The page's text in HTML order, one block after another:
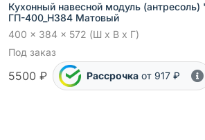
Кухонный навесной модуль
ГП-400_Н384 Матовый
400 x 384 x 572 (Ш x В x Г)
Под заказ
5500 ₽ Рассрочка от 917 ₽